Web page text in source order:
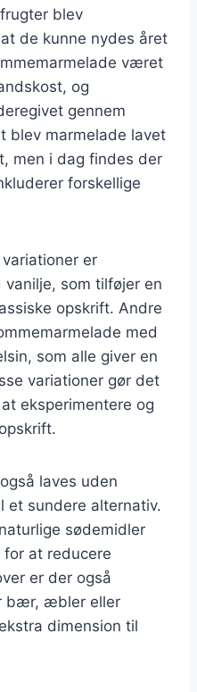
blev
de kunne nydes året
været
og
gennem
blev marmelade lavet
men i dag findes der
forskellige
er
som tilføjer en
opskrift. Andre
med
som alle giver en
variationer gør det
eksperimentere og
laves uden
et sundere alternativ.
sødemidler
for at reducere
er der også
bær, æbler eller
dimension til